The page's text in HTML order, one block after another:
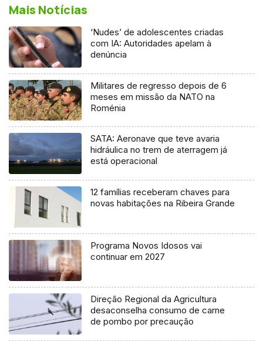
Mais Notícias
‘Nudes’ de adolescentes criadas
com IA: Autoridades apelam à
denúncia
Militares de regresso depois de 6
meses em missão da NATO na
Roménia
SATA: Aeronave que teve avaria
hidráulica no trem de aterragem já
está operacional
12 famílias receberam chaves para
novas habitações na Ribeira Grande
Programa Novos Idosos vai
continuar em 2027
Direção Regional da Agricultura
desaconselha consumo de carne
de pombo por precaução